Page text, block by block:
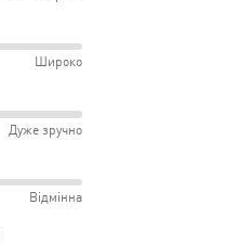
Широко
Дуже зручно
Відмінна